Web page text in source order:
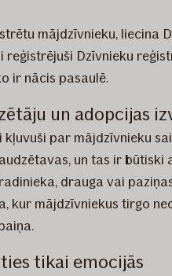
mājdzīvnieku, liecina
reģistrējuši Dzīvnieku
ir nācis pasaulē.
un adopcijas
par mājdzīvnieku
un tas ir
drauga vai
kur mājdzīvniekus tirgo
tikai emocijās